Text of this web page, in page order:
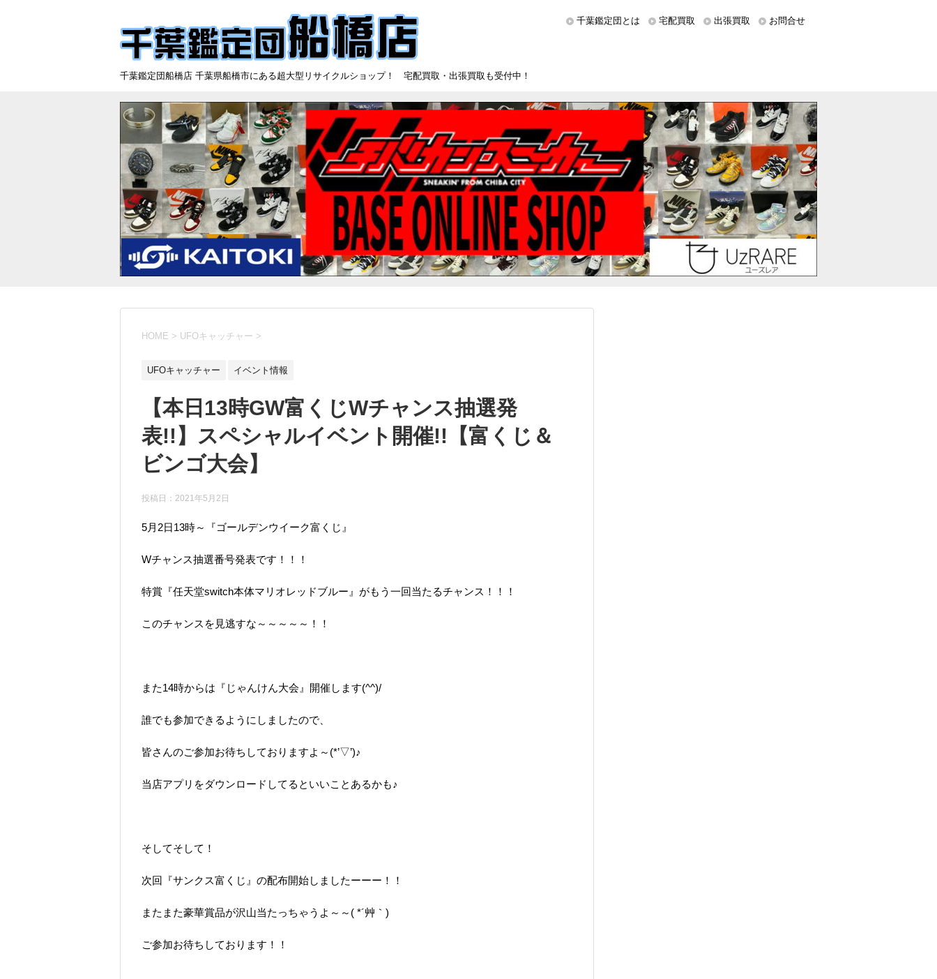
千葉鑑定団船橋店 千葉県船橋市にある超大型リサイクルショップ！ 宅配買取・出張買取も受付中！
千葉鑑定団とは 宅配買取 出張買取 お問合せ
HOME > UFOキャッチャー >
UFOキャッチャー イベント情報
【本日13時GW富くじWチャンス抽選発
表!!】スペシャルイベント開催!!【富くじ＆
ビンゴ大会】
投稿日： 2021年5月2日
5月2日13時～『ゴールデンウイーク富くじ』
Wチャンス抽選番号発表です！！！
特賞『任天堂switch本体マリオレッドブルー』がもう一回当たるチャンス！！！
このチャンスを見逃すな～～～～～！！
また14時からは『じゃんけん大会』開催します(^^)/
誰でも参加できるようにしましたので、
皆さんのご参加お待ちしておりますよ～(*’▽’)♪
当店アプリをダウンロードしてるといいことあるかも♪
そしてそして！
次回『サンクス富くじ』の配布開始しましたーーー！！
またまた豪華賞品が沢山当たっちゃうよ～～( *´艸｀)
ご参加お待ちしております！！